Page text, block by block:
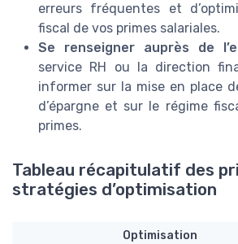
erreurs fréquentes et
fiscal de vos primes salariales.
Se renseigner auprès de
service RH ou la direction
informer sur la mise en place
d’épargne et sur le régime
primes.
Tableau récapitulatif des
stratégies d’optimisation
Optimisation